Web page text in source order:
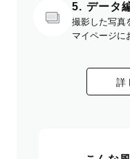
5. データ
撮影した写真
マイページに
詳